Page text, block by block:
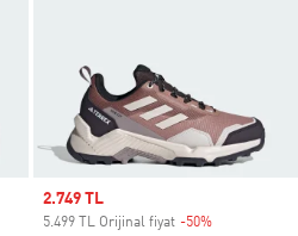
Sale price
2.749 TL
5.499 TL Orijinal fiyat -50%